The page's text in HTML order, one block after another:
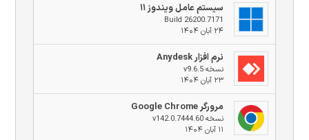
سیستم عامل ویندوز ۱۱
Build 26200.7171
۲۴ آبان ۱۴۰۴
نرم افزار Anydesk
نسخه v9.6.5
۲۳ آبان ۱۴۰۴
مرورگر Google Chrome
نسخه v142.0.7444.60
۱۱ آبان ۱۴۰۴